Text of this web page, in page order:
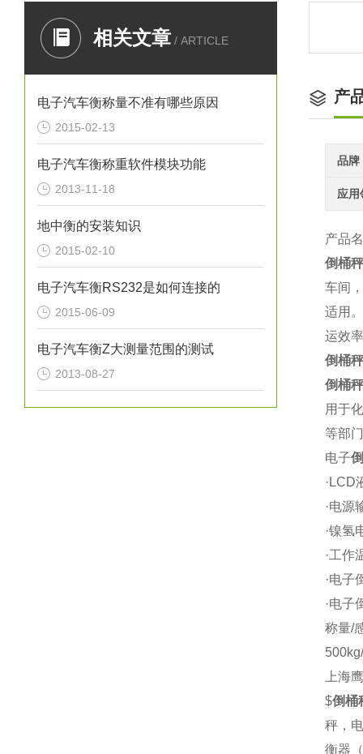
相关文章 / ARTICLE
电子汽车衡称量不准有哪些原因
2015-02-13
电子汽车衡称重软件模块功能
2013-11-18
地中衡的安装知识
2015-02-10
电子汽车衡RS232是如何连接的
2015-06-09
电子汽车衡Z大测量范围的测试
2013-08-27
产
品牌
应用
产品
倒桶
车间
适用
运效
倒桶秤
倒桶
用于
等部
电子
·LCD
·电源
·镍氢
·工作
·电子
·电子
称量/
上海
$倒桶
秤，
衡器